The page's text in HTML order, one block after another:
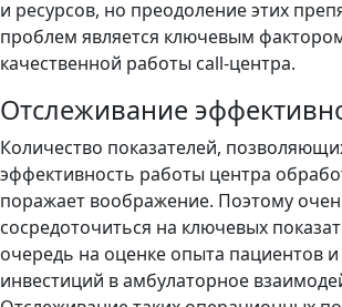
и ресурсов, но преодоление этих
проблем является ключевым
качественной работы call-центра.
Отслеживание
Количество показателей,
эффективность работы центра
поражает воображение. Поэтому
сосредоточиться на ключевых
очередь на оценке опыта пациентов
инвестиций в амбулаторное